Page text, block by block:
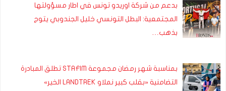
بدعم من شركة اوريدو تونس في اطار مسؤولتها
المجتمعية: البطل التونسي خليل الجندوبي يتوج
بذهب…
بمناسبة شهر رمضان مجموعة STAFIM تطلق المبادرة
التضامنية «بقلب كبير نملاو LANDTREK الخير»